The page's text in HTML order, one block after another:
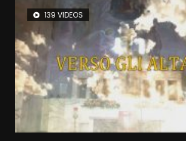
139 VIDEOS